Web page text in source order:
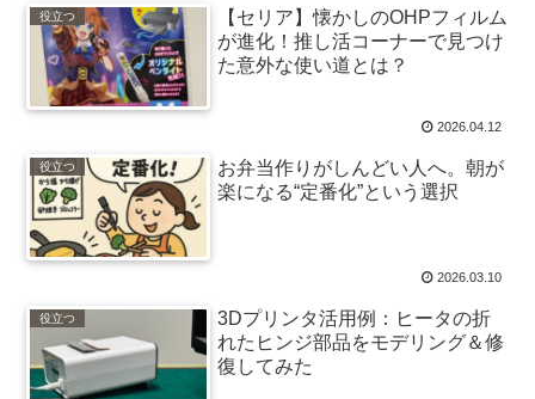
役立つ
【セリア】懐かしのOHPフィルム
が進化！推し活コーナーで見つけ
た意外な使い道とは？
2026.04.12
役立つ
お弁当作りがしんどい人へ。朝が
楽になる“定番化”という選択
2026.03.10
役立つ
3Dプリンタ活用例：ヒータの折
れたヒンジ部品をモデリング＆修
復してみた